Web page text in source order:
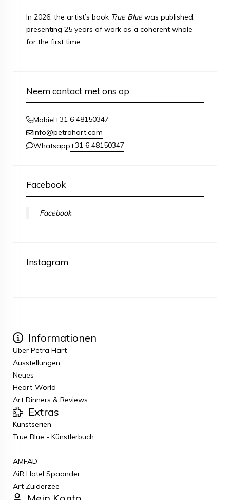
In 2026, the artist’s book True Blue was published,
presenting 25 years of work as a coherent whole
for the first time.
Neem contact met ons op
Mobiel+31 6 48150347
info@petrahart.com
Whatsapp+31 6 48150347
Facebook
Facebook
Instagram
Informationen
Über Petra Hart
Ausstellungen
Neues
Heart-World
Art Dinners & Reviews
Extras
Kunstserien
True Blue - Künstlerbuch
AMFAD
AiR Hotel Spaander
Art Zuiderzee